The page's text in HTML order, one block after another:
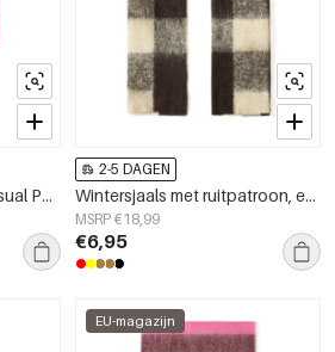
Make-uptassen Strip Casual Polyester Dagelijkse Accessoires
2-5 DAGEN
Wintersjaals met ruitpatroon, eenvoudig, polyester, geschikt voor dagelijks gebruik.
MSRP €18,99
€6,95
EU-magazijn